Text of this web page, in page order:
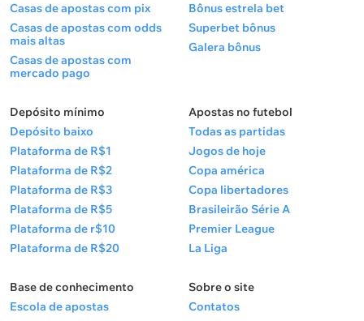
Casas de apostas com pix
Casas de apostas com odds
mais altas
Casas de apostas com
mercado pago
Bônus estrela bet
Superbet bônus
Galera bônus
Depósito mínimo
Depósito baixo
Plataforma de R$1
Plataforma de R$2
Plataforma de R$3
Plataforma de R$5
Plataforma de r$10
Plataforma de R$20
Apostas no futebol
Todas as partidas
Jogos de hoje
Copa américa
Copa libertadores
Brasileirão Série A
Premier League
La Liga
Base de conhecimento
Escola de apostas
Sobre o site
Contatos